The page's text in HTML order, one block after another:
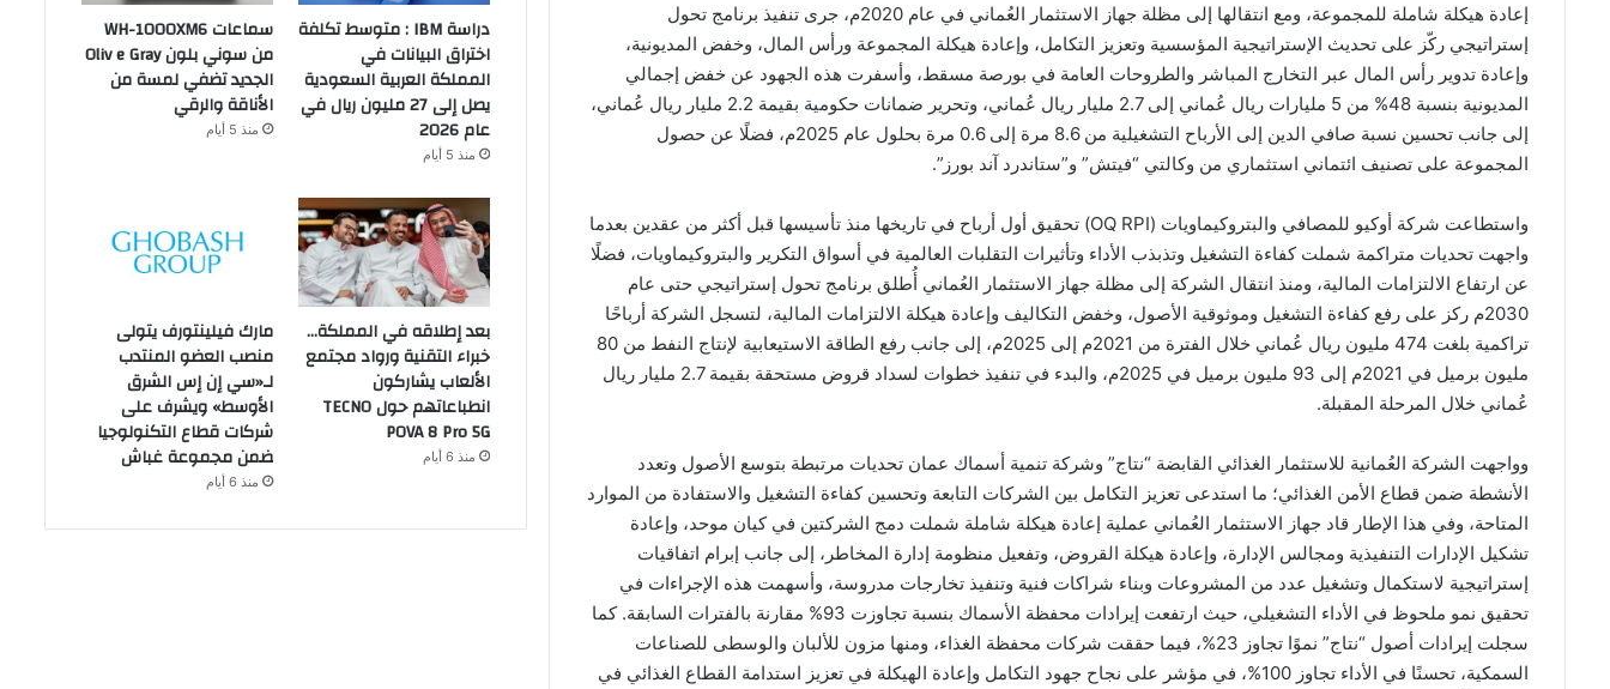
إعادة هيكلة شاملة للمجموعة، ومع انتقالها إلى مظلة جهاز الاستثمار العُماني في عام 2020م، جرى تنفيذ برنامج تحول
إستراتيجي ركّز على تحديث الإستراتيجية المؤسسية وتعزيز التكامل، وإعادة هيكلة المجموعة ورأس المال، وخفض المديونية،
وإعادة تدوير رأس المال عبر التخارج المباشر والطروحات العامة في بورصة مسقط، وأسفرت هذه الجهود عن خفض إجمالي
المديونية بنسبة 48% من 5 مليارات ريال عُماني إلى 2.7 مليار ريال عُماني، وتحرير ضمانات حكومية بقيمة 2.2 مليار ريال عُماني،
إلى جانب تحسين نسبة صافي الدين إلى الأرباح التشغيلية من 8.6 مرة إلى 0.6 مرة بحلول عام 2025م، فضلًا عن حصول
المجموعة على تصنيف ائتماني استثماري من وكالتي “فيتش” و”ستاندرد آند بورز”.
واستطاعت شركة أوكيو للمصافي والبتروكيماويات (OQ RPI) تحقيق أول أرباح في تاريخها منذ تأسيسها قبل أكثر من عقدين بعدما
واجهت تحديات متراكمة شملت كفاءة التشغيل وتذبذب الأداء وتأثيرات التقلبات العالمية في أسواق التكرير والبتروكيماويات، فضلًا
عن ارتفاع الالتزامات المالية، ومنذ انتقال الشركة إلى مظلة جهاز الاستثمار العُماني أُطلق برنامج تحول إستراتيجي حتى عام
2030م ركز على رفع كفاءة التشغيل وموثوقية الأصول، وخفض التكاليف وإعادة هيكلة الالتزامات المالية، لتسجل الشركة أرباحًا
تراكمية بلغت 474 مليون ريال عُماني خلال الفترة من 2021م إلى 2025م، إلى جانب رفع الطاقة الاستيعابية لإنتاج النفط من 80
مليون برميل في 2021م إلى 93 مليون برميل في 2025م، والبدء في تنفيذ خطوات لسداد قروض مستحقة بقيمة 2.7 مليار ريال
عُماني خلال المرحلة المقبلة.
وواجهت الشركة العُمانية للاستثمار الغذائي القابضة “نتاج” وشركة تنمية أسماك عمان تحديات مرتبطة بتوسع الأصول وتعدد
الأنشطة ضمن قطاع الأمن الغذائي؛ ما استدعى تعزيز التكامل بين الشركات التابعة وتحسين كفاءة التشغيل والاستفادة من الموارد
المتاحة، وفي هذا الإطار قاد جهاز الاستثمار العُماني عملية إعادة هيكلة شاملة شملت دمج الشركتين في كيان موحد، وإعادة
تشكيل الإدارات التنفيذية ومجالس الإدارة، وإعادة هيكلة القروض، وتفعيل منظومة إدارة المخاطر، إلى جانب إبرام اتفاقيات
إستراتيجية لاستكمال وتشغيل عدد من المشروعات وبناء شراكات فنية وتنفيذ تخارجات مدروسة، وأسهمت هذه الإجراءات في
تحقيق نمو ملحوظ في الأداء التشغيلي، حيث ارتفعت إيرادات محفظة الأسماك بنسبة تجاوزت 93% مقارنة بالفترات السابقة. كما
سجلت إيرادات أصول “نتاج” نموًا تجاوز 23%، فيما حققت شركات محفظة الغذاء، ومنها مزون للألبان والوسطى للصناعات
السمكية، تحسنًا في الأداء تجاوز 100%، في مؤشر على نجاح جهود التكامل وإعادة الهيكلة في تعزيز استدامة القطاع الغذائي في
دراسة IBM : متوسط تكلفة
اختراق البيانات في
المملكة العربية السعودية
يصل إلى 27 مليون ريال في
عام 2026
منذ 5 أيام
سماعات WH-1000XM6
من سوني بلون Oliv e Gray
الجديد تضفي لمسة من
الأناقة والرقي
منذ 5 أيام
بعد إطلاقه في المملكة…
خبراء التقنية ورواد مجتمع
الألعاب يشاركون
انطباعاتهم حول TECNO
POVA 8 Pro 5G
منذ 6 أيام
مارك فيلينتورف يتولى
منصب العضو المنتدب
لـ«سي إن إس الشرق
الأوسط» ويشرف على
شركات قطاع التكنولوجيا
ضمن مجموعة غباش
منذ 6 أيام